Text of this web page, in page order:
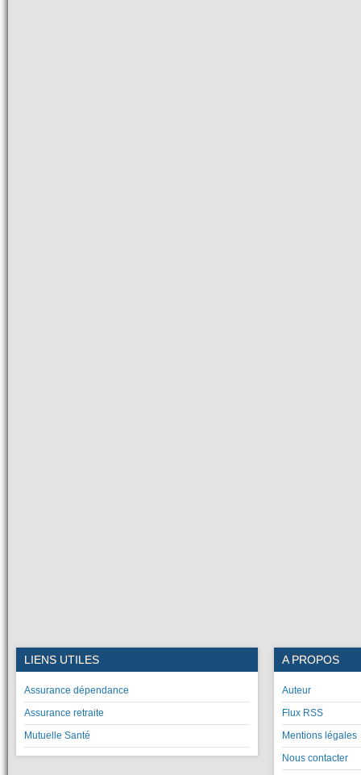
LIENS UTILES
Assurance dépendance
Assurance retraite
Mutuelle Santé
A PROPOS
Auteur
Flux RSS
Mentions légales
Nous contacter